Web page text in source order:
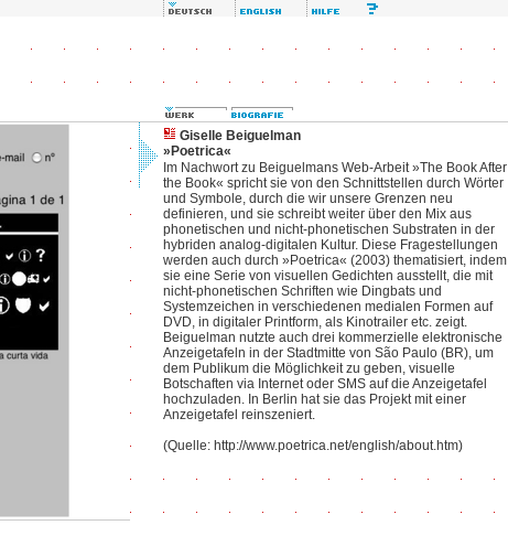
Giselle Beiguelman
»Poetrica«
Im Nachwort zu Beiguelmans Web-Arbeit »The Book After
the Book« spricht sie von den Schnittstellen durch Wörter
und Symbole, durch die wir unsere Grenzen neu
definieren, und sie schreibt weiter über den Mix aus
phonetischen und nicht-phonetischen Substraten in der
hybriden analog-digitalen Kultur. Diese Fragestellungen
werden auch durch »Poetrica« (2003) thematisiert, indem
sie eine Serie von visuellen Gedichten ausstellt, die mit
nicht-phonetischen Schriften wie Dingbats und
Systemzeichen in verschiedenen medialen Formen auf
DVD, in digitaler Printform, als Kinotrailer etc. zeigt.
Beiguelman nutzte auch drei kommerzielle elektronische
Anzeigetafeln in der Stadtmitte von São Paulo (BR), um
dem Publikum die Möglichkeit zu geben, visuelle
Botschaften via Internet oder SMS auf die Anzeigetafel
hochzuladen. In Berlin hat sie das Projekt mit einer
Anzeigetafel reinszeniert.
(Quelle: http://www.poetrica.net/english/about.htm)